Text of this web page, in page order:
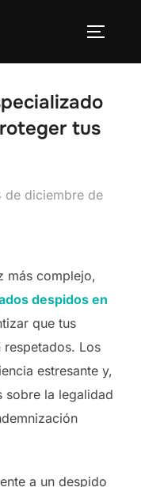
tus
de diciembre de
más complejo,
despidos en
que tus
Los
estresante y,
sobre la legalidad
a un despido